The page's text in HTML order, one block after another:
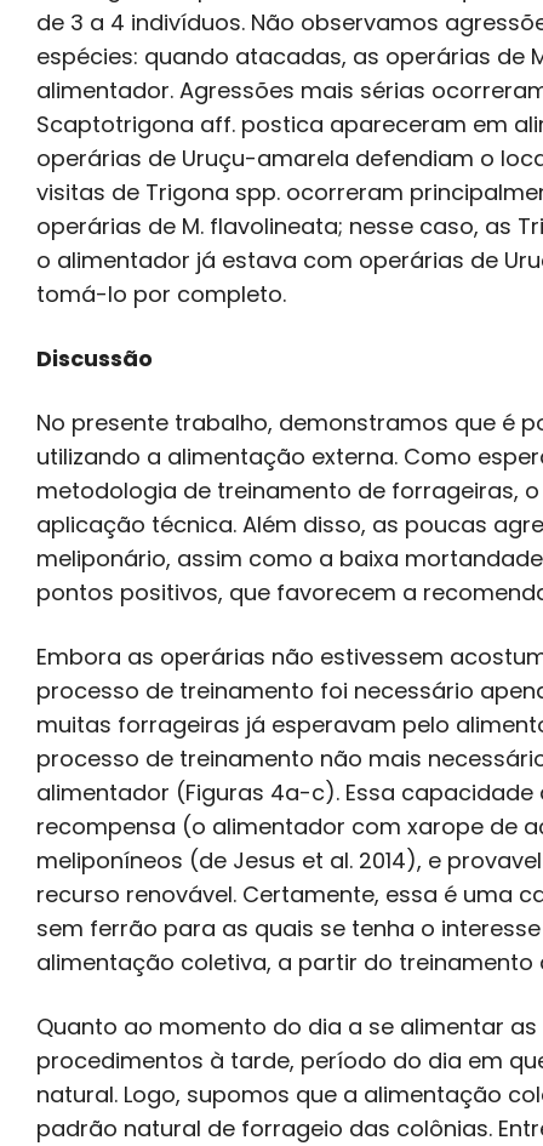
de 3 a 4 indivíduos. Não observamos
espécies: quando atacadas, as operárias de
alimentador. Agressões mais sérias
Scaptotrigona aff. postica apareceram em
operárias de Uruçu-amarela defendiam o
visitas de Trigona spp. ocorreram
operárias de M. flavolineata; nesse caso, as
o alimentador já estava com operárias de
tomá-lo por completo.
Discussão
No presente trabalho, demonstramos que é
utilizando a alimentação externa. Como
metodologia de treinamento de forrageiras,
aplicação técnica. Além disso, as poucas
meliponário, assim como a baixa
pontos positivos, que favorecem a
Embora as operárias não estivessem
processo de treinamento foi necessário
muitas forrageiras já esperavam pelo
processo de treinamento não mais
alimentador (Figuras 4a-c). Essa
recompensa (o alimentador com xarope de
meliponíneos (de Jesus et al. 2014), e
recurso renovável. Certamente, essa é uma
sem ferrão para as quais se tenha o
alimentação coletiva, a partir do treinamento
Quanto ao momento do dia a se alimentar
procedimentos à tarde, período do dia em
natural. Logo, supomos que a alimentação
padrão natural de forrageio das colônias.